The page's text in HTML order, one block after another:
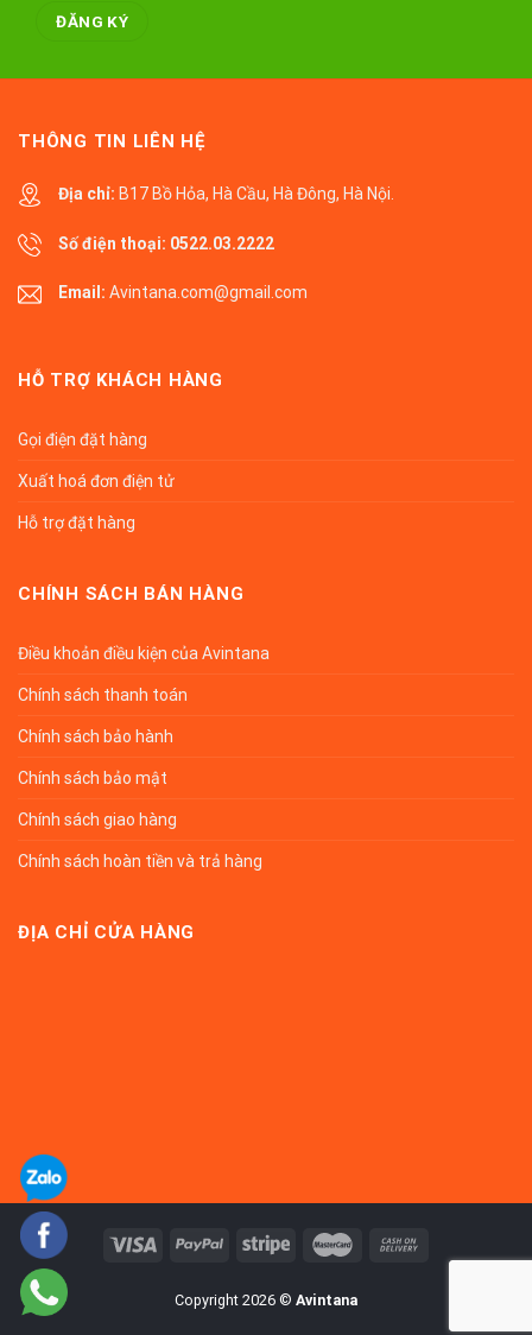
THÔNG TIN LIÊN HỆ
Địa chỉ: B17 Bồ Hỏa, Hà Cầu, Hà Đông, Hà Nội.
Số điện thoại: 0522.03.2222
Email: Avintana.com@gmail.com
HỖ TRỢ KHÁCH HÀNG
Gọi điện đặt hàng
Xuất hoá đơn điện tử
Hỗ trợ đặt hàng
CHÍNH SÁCH BÁN HÀNG
Điều khoản điều kiện của Avintana
Chính sách thanh toán
Chính sách bảo hành
Chính sách bảo mật
Chính sách giao hàng
Chính sách hoàn tiền và trả hàng
ĐỊA CHỈ CỬA HÀNG
Copyright 2026 © Avintana